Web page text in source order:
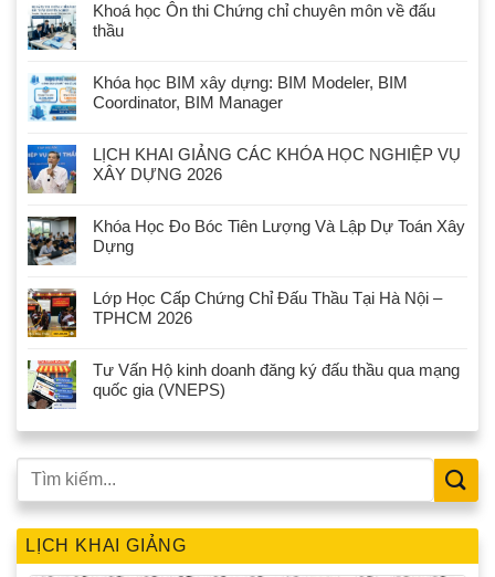
Khoá học Ôn thi Chứng chỉ chuyên môn về đấu
thầu
Khóa học BIM xây dựng: BIM Modeler, BIM
Coordinator, BIM Manager
LỊCH KHAI GIẢNG CÁC KHÓA HỌC NGHIỆP VỤ
XÂY DỰNG 2026
Khóa Học Đo Bóc Tiên Lượng Và Lập Dự Toán Xây
Dựng
Lớp Học Cấp Chứng Chỉ Đấu Thầu Tại Hà Nội –
TPHCM 2026
Tư Vấn Hộ kinh doanh đăng ký đấu thầu qua mạng
quốc gia (VNEPS)
LỊCH KHAI GIẢNG